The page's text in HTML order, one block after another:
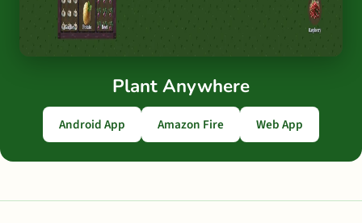
Plant Anywhere
Android App Amazon Fire Web App